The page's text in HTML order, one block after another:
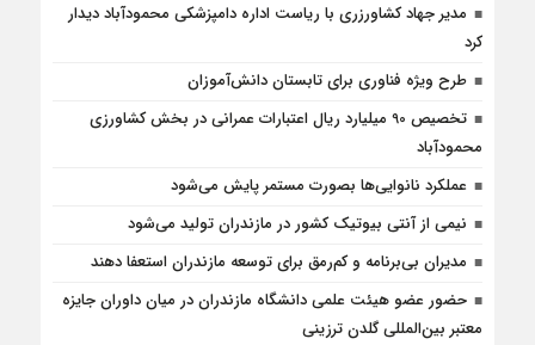
مدیر جهاد کشاورزری با ریاست اداره دامپزشکی محمودآباد دیدار
کرد
طرح ویژه فناوری برای تابستان دانش‌آموزان
تخصیص 90 میلیارد ریال اعتبارات عمرانی در بخش کشاورزی
محمودآباد
عملکرد نانوایی‌ها بصورت مستمر پایش می‌شود
نیمی از آنتی بیوتیک کشور در مازندران تولید می‌شود
مدیران بی‌برنامه و کم‌رمق برای توسعه مازندران استعفا دهند
حضور عضو هیئت علمی دانشگاه مازندران در میان داوران جایزه
معتبر بین‌المللی گلدن ترزینی